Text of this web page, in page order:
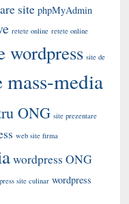
site phpMyAdmin
retete online retete online
wordpress site de
mass-media
ONG site prezentare
web site firma
wordpress ONG
site culinar wordpress